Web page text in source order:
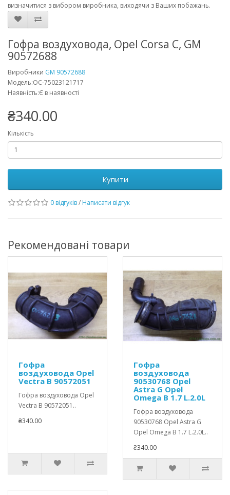
визначитися з вибором виробника, виходячи з Ваших побажань.
Гофра воздуховода, Opel Corsa C, GM
90572688
Виробники GM 90572688
Модель:OC-75023121717
Наявність:Є в наявності
₴340.00
Кількість
Купити
0 відгуків/ Написати відгук
Рекомендовані товари
Гофра
воздуховода Opel
Vectra В 90572051
Гофра воздуховода Opel
Vectra В 90572051..
₴340.00
Гофра
воздуховода
90530768 Opel
Astra G Opel
Omega В 1.7 L.2.0L
Гофра воздуховода
90530768 Opel Astra G
Opel Omega В 1.7 L.2.0L..
₴340.00